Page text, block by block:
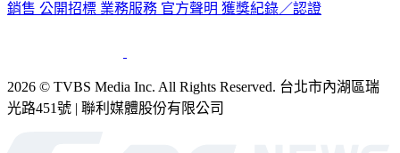
銷售 公開招標 業務服務 官方聲明 獲獎紀錄／認證
2026 © TVBS Media Inc. All Rights Reserved. 台北市內湖區瑞
光路451號 | 聯利媒體股份有限公司